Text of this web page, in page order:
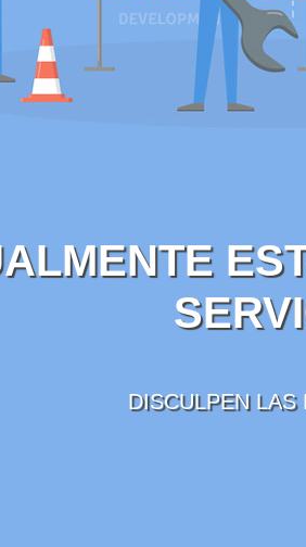
DISCULPEN LAS